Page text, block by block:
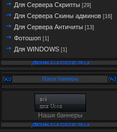
Для Сервера Скрипты [29]
Для Сервера Скины админов [16]
Для Сервера Античиты [13]
Фотошоп [1]
Для WINDOWS [1]
Наши баннеры
Наши баннеры